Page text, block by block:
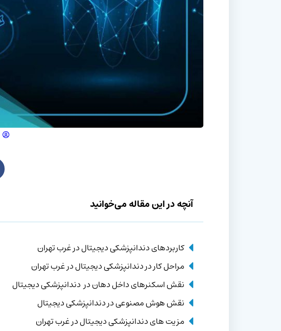
آنچه در این مقاله می‌خوانید
کاربردهای دندانپزشکی دیجیتال در غرب تهران
مراحل کار در دندانپزشکی دیجیتال در غرب تهران
نقش اسکنرهای داخل دهان در دندانپزشکی دیجیتال
نقش هوش مصنوعی در دندانپزشکی دیجیتال
مزیت های دندانپزشکی دیجیتال در غرب تهران